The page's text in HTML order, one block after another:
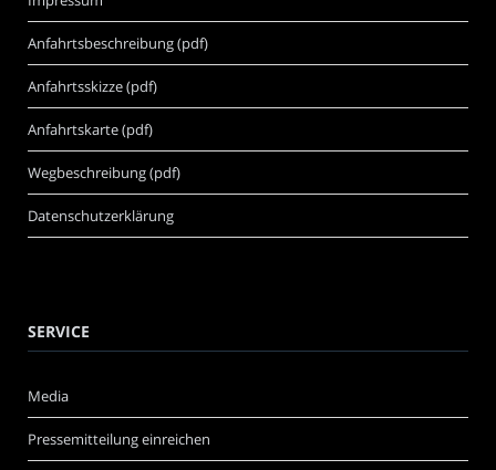
Anfahrtsbeschreibung (pdf)
Anfahrtsskizze (pdf)
Anfahrtskarte (pdf)
Wegbeschreibung (pdf)
Datenschutzerklärung
SERVICE
Media
Pressemitteilung einreichen